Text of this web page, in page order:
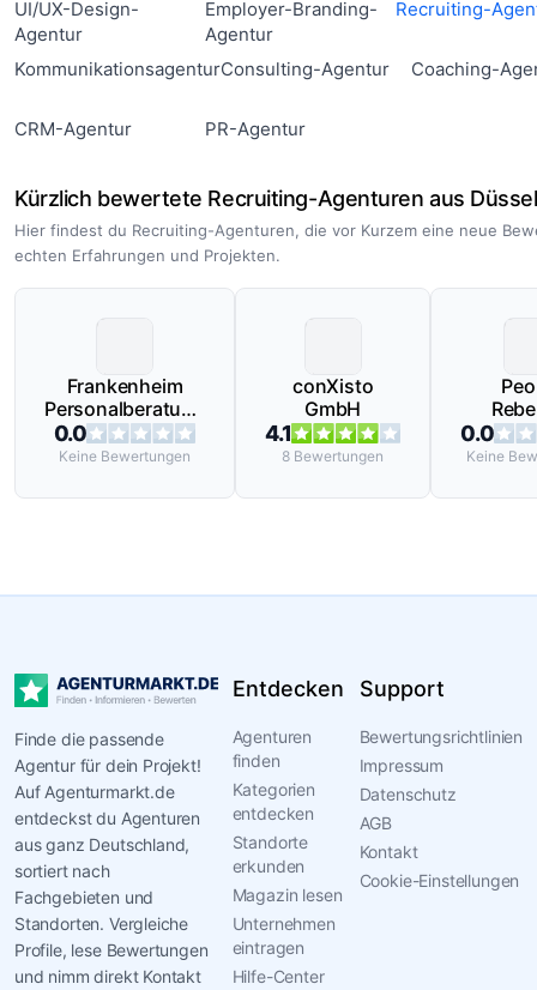
UI/UX-Design-
Agentur
Employer-Branding-
Agentur
Recruiting-
KommunikationsagenturConsulting-Agentur Coaching-
CRM-Agentur PR-Agentur
Kürzlich bewertete Recruiting-Agenturen aus
Hier findest du Recruiting-Agenturen, die vor Kurzem eine neue
echten Erfahrungen und Projekten.
Frankenheim
Personalberatung
GmbH
0.0
Keine Bewertungen
conXisto
GmbH
4.1
8 Bewertungen
0.0
Keine
Finde die passende
Agentur für dein Projekt!
Auf Agenturmarkt.de
entdeckst du Agenturen
aus ganz Deutschland,
sortiert nach
Fachgebieten und
Standorten. Vergleiche
Profile, lese Bewertungen
und nimm direkt Kontakt
Entdecken
Agenturen
finden
Kategorien
entdecken
Standorte
erkunden
Magazin lesen
Unternehmen
eintragen
Hilfe-Center
Support
Bewertungsrichtlinien
Impressum
Datenschutz
AGB
Kontakt
Cookie-Einstellungen